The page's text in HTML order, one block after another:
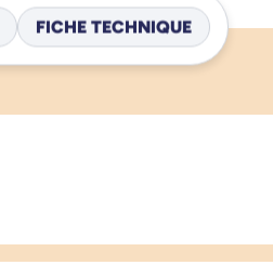
FICHE TECHNIQUE